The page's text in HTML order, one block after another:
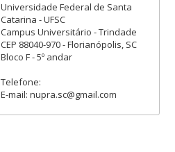
Universidade Federal de Santa
Catarina - UFSC
Campus Universitário - Trindade
CEP 88040-970 - Florianópolis, SC
Bloco F - 5º andar
Telefone:
E-mail: nupra.sc@gmail.com